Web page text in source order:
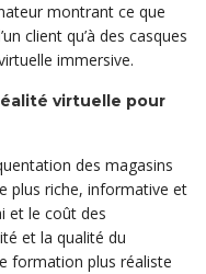
montrant ce que
client qu’à des casques
immersive.
virtuelle pour
des magasins
plus riche, informative et
et le coût des
et la qualité du
formation plus réaliste